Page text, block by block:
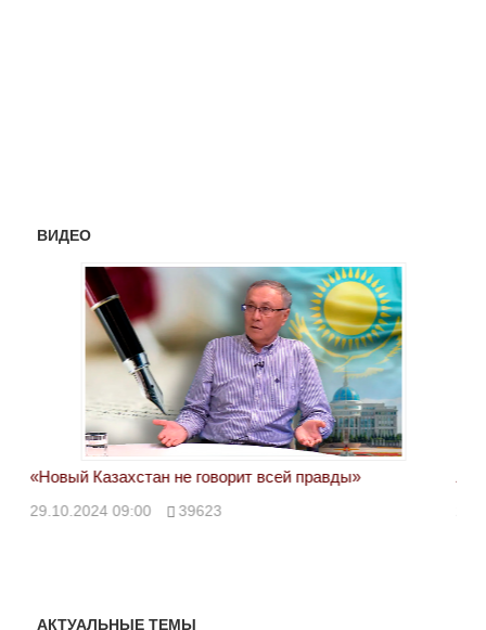
ВИДЕО
«Новый Казахстан не говорит всей правды»
29.10.2024 09:00 39623
АКТУАЛЬНЫЕ ТЕМЫ